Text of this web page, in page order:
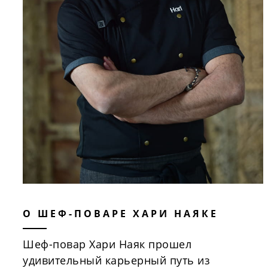
О ШЕФ-ПОВАРЕ ХАРИ НАЯКЕ
Шеф-повар Хари Наяк прошел
удивительный карьерный путь из